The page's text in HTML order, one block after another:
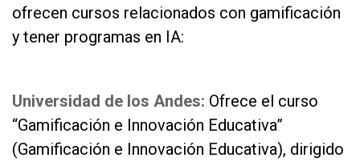
ofrecen cursos relacionados con gamificación
y tener programas en IA:
Universidad de los Andes: Ofrece el curso
“Gamificación e Innovación Educativa”
(Gamificación e Innovación Educativa), dirigido